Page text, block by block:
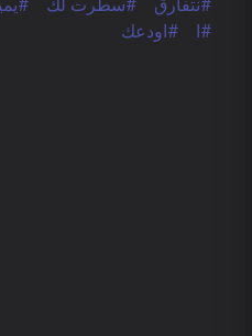
#نتفارق #سطرت لك
#ا
#اودعك